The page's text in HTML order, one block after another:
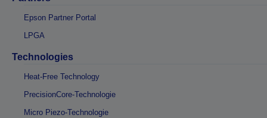
Epson Partner Portal
LPGA
Technologies
Heat-Free Technology
PrecisionCore-Technologie
Micro Piezo-Technologie